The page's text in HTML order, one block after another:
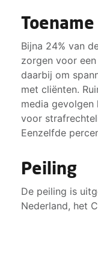
Bijna 24% van
zorgen voor
daarbij om
met cliënten.
media gevolgen
voor
Eenzelfde
Peiling
De peiling is
Nederland, het